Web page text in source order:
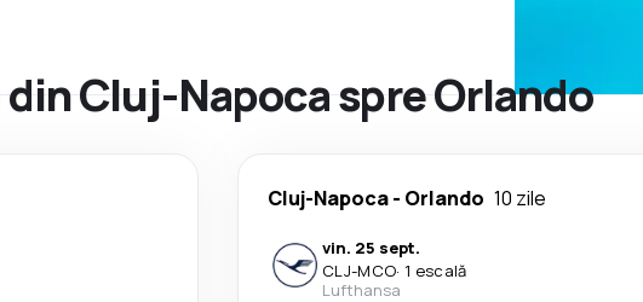
Cluj-Napoca spre Orlando
Cluj-Napoca- Orlando 10 zile
vin. 25 sept.
CLJ-MCO· 1 escală
Lufthansa